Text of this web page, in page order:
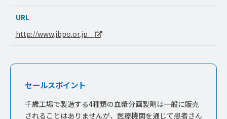
URL
http://www.jbpo.or.jp
セールスポイント
千歳工場で製造する4種類の血漿分画製剤は一般に販売
されることはありませんが、医療機関を通じて患者さん